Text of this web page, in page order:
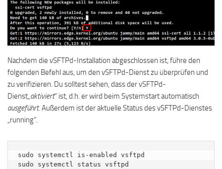
Nachdem die vSFTPd-Installation abgeschlossen ist, führe den
folgenden Befehl aus, um den vSFTPd-Dienst zu überprüfen und
zu verifizieren. Du solltest sehen, dass der vSFTPd-
Dienst„aktiviert“ ist, d.h. er wird beim Systemstart automatisch
ausgeführt. Außerdem ist der aktuelle Status des vSFTPd-Dienstes
„running“.
sudo systemctl is-enabled vsftpd
sudo systemctl status vsftpd